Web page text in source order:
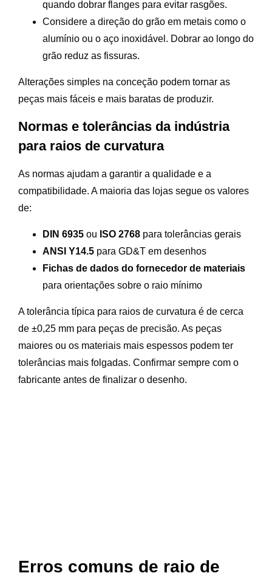
quando dobrar flanges para evitar rasgões.
Considere a direção do grão em metais como o
alumínio ou o aço inoxidável. Dobrar ao longo do
grão reduz as fissuras.
Alterações simples na conceção podem tornar as
peças mais fáceis e mais baratas de produzir.
Normas e tolerâncias da indústria
para raios de curvatura
As normas ajudam a garantir a qualidade e a
compatibilidade. A maioria das lojas segue os valores
de:
DIN 6935 ou ISO 2768 para tolerâncias gerais
ANSI Y14.5 para GD&T em desenhos
Fichas de dados do fornecedor de materiais
para orientações sobre o raio mínimo
A tolerância típica para raios de curvatura é de cerca
de ±0,25 mm para peças de precisão. As peças
maiores ou os materiais mais espessos podem ter
tolerâncias mais folgadas. Confirmar sempre com o
fabricante antes de finalizar o desenho.
Erros comuns de raio de